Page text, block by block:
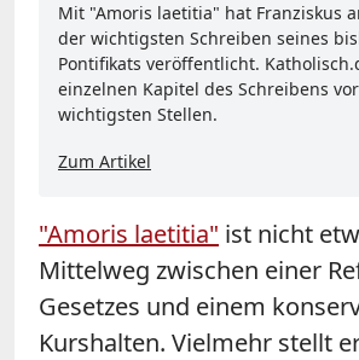
Mit "Amoris laetitia" hat Franziskus
der wichtigsten Schreiben seines
Pontifikats veröffentlicht.
einzelnen Kapitel des Schreibens
wichtigsten Stellen.
Zum Artikel
"Amoris laetitia" ist nicht
Mittelweg zwischen einer
Gesetzes und einem
Kurshalten. Vielmehr stellt